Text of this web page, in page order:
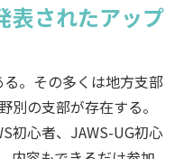
されたアップ
。その多くは地方支部
別の支部が存在する。
初心者、JAWS-UG初心